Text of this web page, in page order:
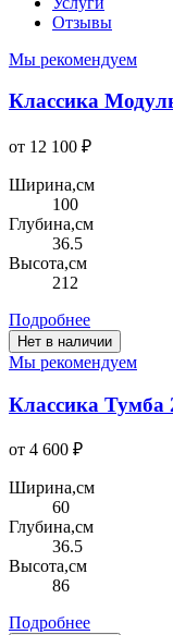
Отзывы
Мы рекомендуем
Классика
от 12 100 ₽
Ширина,см
100
Глубина,см
36.5
Высота,см
212
Подробнее
Нет в наличии
Мы рекомендуем
Классика Тумба
от 4 600 ₽
Ширина,см
60
Глубина,см
36.5
Высота,см
86
Подробнее